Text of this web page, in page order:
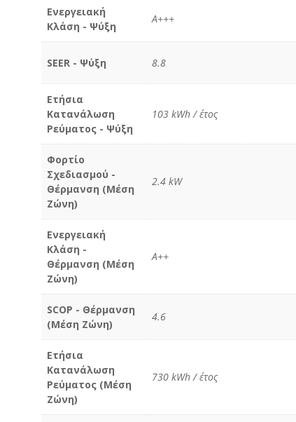
Ενεργειακή
Κλάση - Ψύξη
A+++
SEER - Ψύξη 8.8
Ετήσια
Κατανάλωση
Ρεύματος - Ψύξη
103 kWh / έτος
Φορτίο
Σχεδιασμού -
Θέρμανση (Μέση
Ζώνη)
2.4 kW
Ενεργειακή
Κλάση -
Θέρμανση (Μέση
Ζώνη)
A++
SCOP - Θέρμανση
(Μέση Ζώνη)
4.6
Ετήσια
Κατανάλωση
Ρεύματος (Μέση
Ζώνη)
730 kWh / έτος